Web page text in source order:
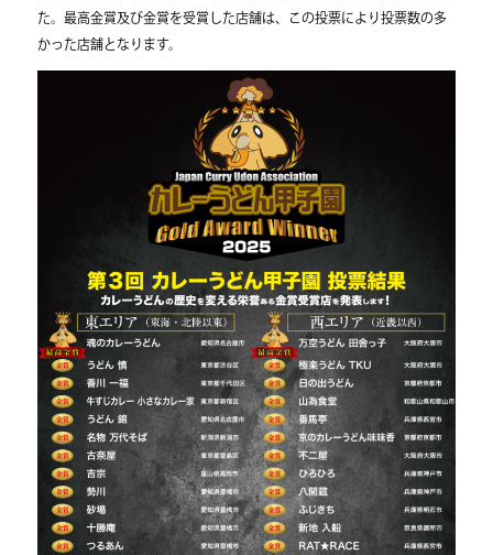
た。最高金賞及び金賞を受賞した店舗は、この投票により投票数の多
かった店舗となります。